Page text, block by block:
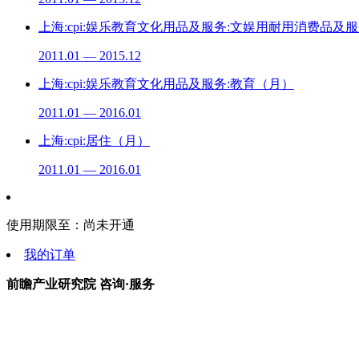
上海:cpi:娱乐教育文化用品及服务:文娱用耐用消费品及服
2011.01 — 2015.12
上海:cpi:娱乐教育文化用品及服务:教育（月）
2011.01 — 2016.01
上海:cpi:居住（月）
2011.01 — 2016.01
使用期限至： 尚未开通
我的订单
前瞻产业研究院 咨询·服务